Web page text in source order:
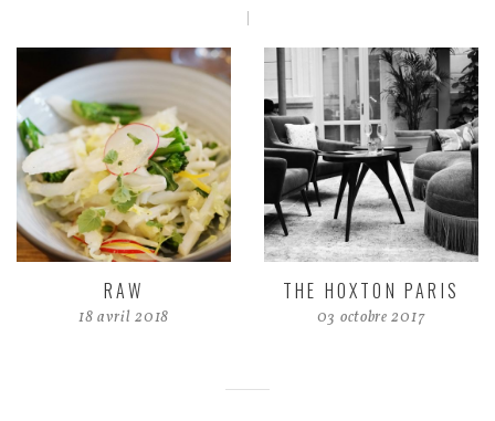
RAW
18 avril 2018
THE HOXTON PARIS
03 octobre 2017